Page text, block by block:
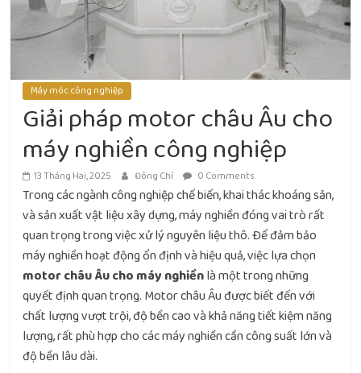
Máy móc công nghiệp
Giải pháp motor châu Âu cho
máy nghiền công nghiệp
13 Tháng Hai, 2025 Đông Chí 0 Comments
Trong các ngành công nghiệp chế biến, khai thác khoáng sản,
và sản xuất vật liệu xây dựng, máy nghiền đóng vai trò rất
quan trọng trong việc xử lý nguyên liệu thô. Để đảm bảo
máy nghiền hoạt động ổn định và hiệu quả, việc lựa chọn
motor châu Âu cho máy nghiềnlà một trong những
quyết định quan trọng. Motor châu Âu được biết đến với
chất lượng vượt trội, độ bền cao và khả năng tiết kiệm năng
lượng, rất phù hợp cho các máy nghiền cần công suất lớn và
độ bền lâu dài.